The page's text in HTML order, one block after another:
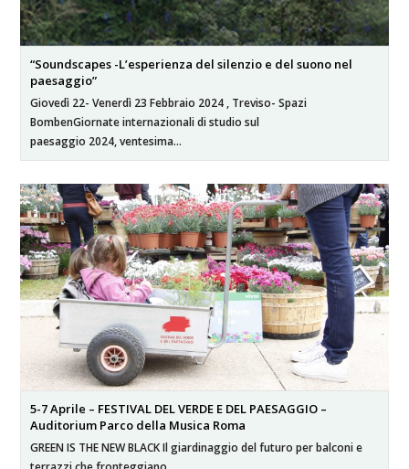
“Soundscapes -L’esperienza del silenzio e del suono nel
paesaggio”
Giovedì 22- Venerdì 23 Febbraio 2024 , Treviso- Spazi
BombenGiornate internazionali di studio sul
paesaggio 2024, ventesima…
5-7 Aprile – FESTIVAL DEL VERDE E DEL PAESAGGIO –
Auditorium Parco della Musica Roma
GREEN IS THE NEW BLACK Il giardinaggio del futuro per balconi e